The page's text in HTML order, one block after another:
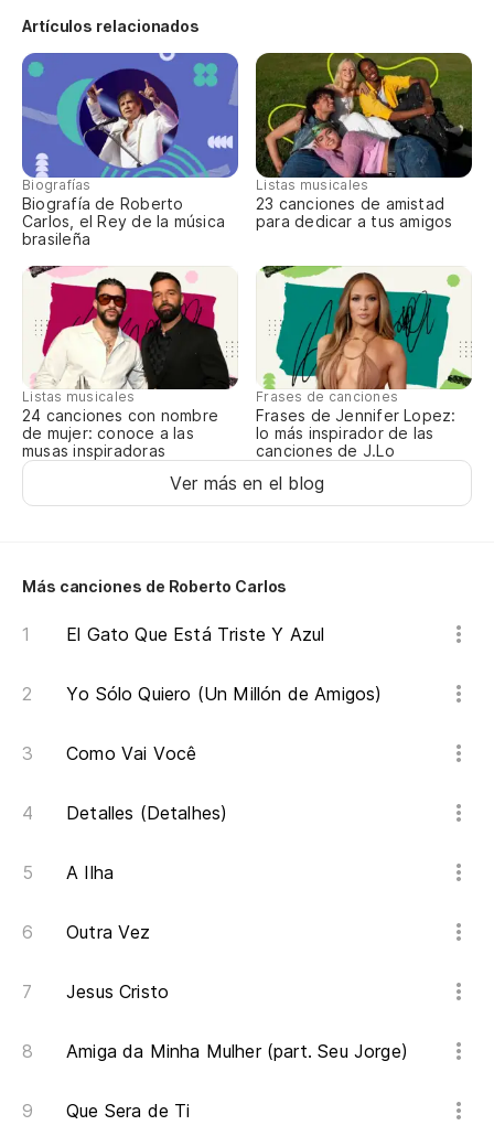
Artículos relacionados
Biografías
Biografía de Roberto
Carlos, el Rey de la música
brasileña
Listas musicales
23 canciones de amistad
para dedicar a tus amigos
Listas musicales
24 canciones con nombre
de mujer: conoce a las
musas inspiradoras
Frases de canciones
Frases de Jennifer Lopez:
lo más inspirador de las
canciones de J.Lo
Ver más en el blog
Más canciones de Roberto Carlos
El Gato Que Está Triste Y Azul
Yo Sólo Quiero (Un Millón de Amigos)
Como Vai Você
Detalles (Detalhes)
A Ilha
Outra Vez
Jesus Cristo
Amiga da Minha Mulher (part. Seu Jorge)
Que Sera de Ti